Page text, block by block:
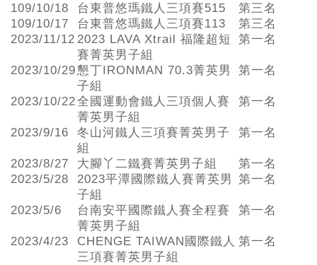
109/10/18
台東普悠瑪鐵人三項賽515
第三名
109/10/17
台東普悠瑪鐵人三項賽113
第三名
2023/11/12 2023 LAVA Xtrail 福隆超短
賽菁英男子組
第一名
2023/10/29懇丁IRONMAN 70.3菁英男
子組
第一名
2023/10/22全國運動會鐵人三項個人賽
菁英男子組
第一名
2023/9/16
冬山河鐵人三項賽菁英男子
組
第一名
2023/8/27 大腳丫二鐵賽菁英男子組
第一名
2023/5/28
2023平潭國際鐵人賽菁英男
子組
第一名
2023/5/6
台南安平國際鐵人賽全程賽
菁英男子組
第一名
2023/4/23
CHENGE TAIWAN國際鐵人
三項賽菁英男子組
第一名